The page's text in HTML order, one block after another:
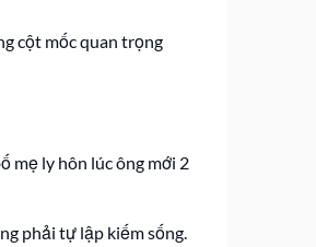
cột mốc quan trọng
mẹ ly hôn lúc ông mới 2
phải tự lập kiếm sống.